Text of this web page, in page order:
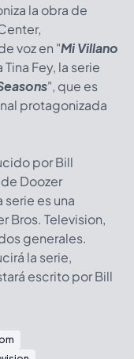
la obra de
voz en "Mi Villano
Fey, la serie
", que es
protagonizada
por Bill
Doozer
serie es una
Bros. Television,
generales.
la serie,
escrito por Bill